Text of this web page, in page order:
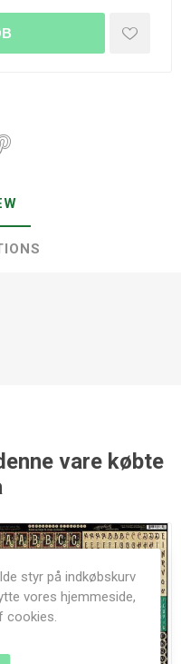
vare købte
styr på indkøbskurv
vores hjemmeside,
cookies.